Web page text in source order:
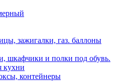
зажигалки, газ. баллоны
шкафчики и полки под обувь.
кухни
контейнеры